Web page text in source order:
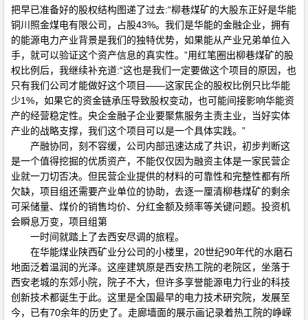
把早已准备好的股权结构图递了过去:“柳巷煤矿的大股东正好是华能
铜川照金煤电有限公司，占股43%。我们是华能的金融企业，拥有
的能源电力产业背景是我们的独特优势，如果能从产业兄弟单位入
手，就可以验证这个资产信息的真实性。”用红笔圈出柳巷煤矿的股
权比例后，我继续补充道:“这也是我们一定要做这个项目的原因，也
只有我们公司才能做好这个项目——这家民企的股权比例只比华能
少1%，如果它的资金链承压导致股权变动，也可能间接影响华能资
产的经营稳定性。央企金融子企业要聚焦服务主责主业，当好实体
产业的战略支撑，我们这个项目可以是一个具体实践。”
产融协同，刻不容缓，公司内部迅速达成了共识，初步判断这
是一个值得挖掘的优质资产，不能仅仅因为融资主体是一家民营企
业就一刀切否决。但民营企业提供的材料的可靠性和完整性都有所
欠缺，项目组还需要产业单位的协助，去逐一厘清柳巷煤矿的剩余
可采储量、煤价的销售均价、分红金额及频率等关键问题。投资机
会瞬息万变，项目组第
一时间就踏上了去西安尽调的旅程。
在华能煤业陕西矿业分公司的小楼里，20世纪90年代的水磨石
地面泛着温润的光泽。这座建筑原是西安热工院的老院区，坐落于
西安老城的东郊小院，院子不大，但许多享誉能源电力行业的科技
创新技术都诞生于此。这里是全国最早的电力技术研究院，发展至
今，已有70余年的历史了。走廊墙面的展示画记录着热工院的峥嵘